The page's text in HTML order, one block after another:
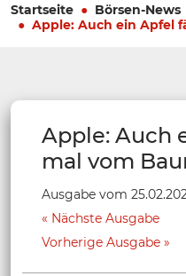
Startseite Börsen-News
Apple: Auch ein Apfel
Apple: Auch
mal vom
Ausgabe vom
Nächste Ausgabe
Vorherige Ausgabe